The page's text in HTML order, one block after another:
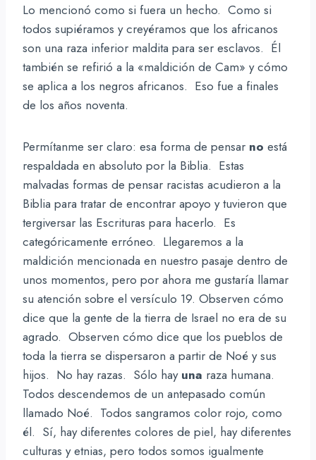
Lo mencionó como si fuera un hecho. Como si
todos supiéramos y creyéramos que los africanos
son una raza inferior maldita para ser esclavos. Él
también se refirió a la «maldición de Cam» y cómo
se aplica a los negros africanos. Eso fue a finales
de los años noventa.
Permítanme ser claro: esa forma de pensar no está
respaldada en absoluto por la Biblia. Estas
malvadas formas de pensar racistas acudieron a la
Biblia para tratar de encontrar apoyo y tuvieron que
tergiversar las Escrituras para hacerlo. Es
categóricamente erróneo. Llegaremos a la
maldición mencionada en nuestro pasaje dentro de
unos momentos, pero por ahora me gustaría llamar
su atención sobre el versículo 19. Observen cómo
dice que la gente de la tierra de Israel no era de su
agrado. Observen cómo dice que los pueblos de
toda la tierra se dispersaron a partir de Noé y sus
hijos. No hay razas. Sólo hay una raza humana.
Todos descendemos de un antepasado común
llamado Noé. Todos sangramos color rojo, como
él. Sí, hay diferentes colores de piel, hay diferentes
culturas y etnias, pero todos somos igualmente